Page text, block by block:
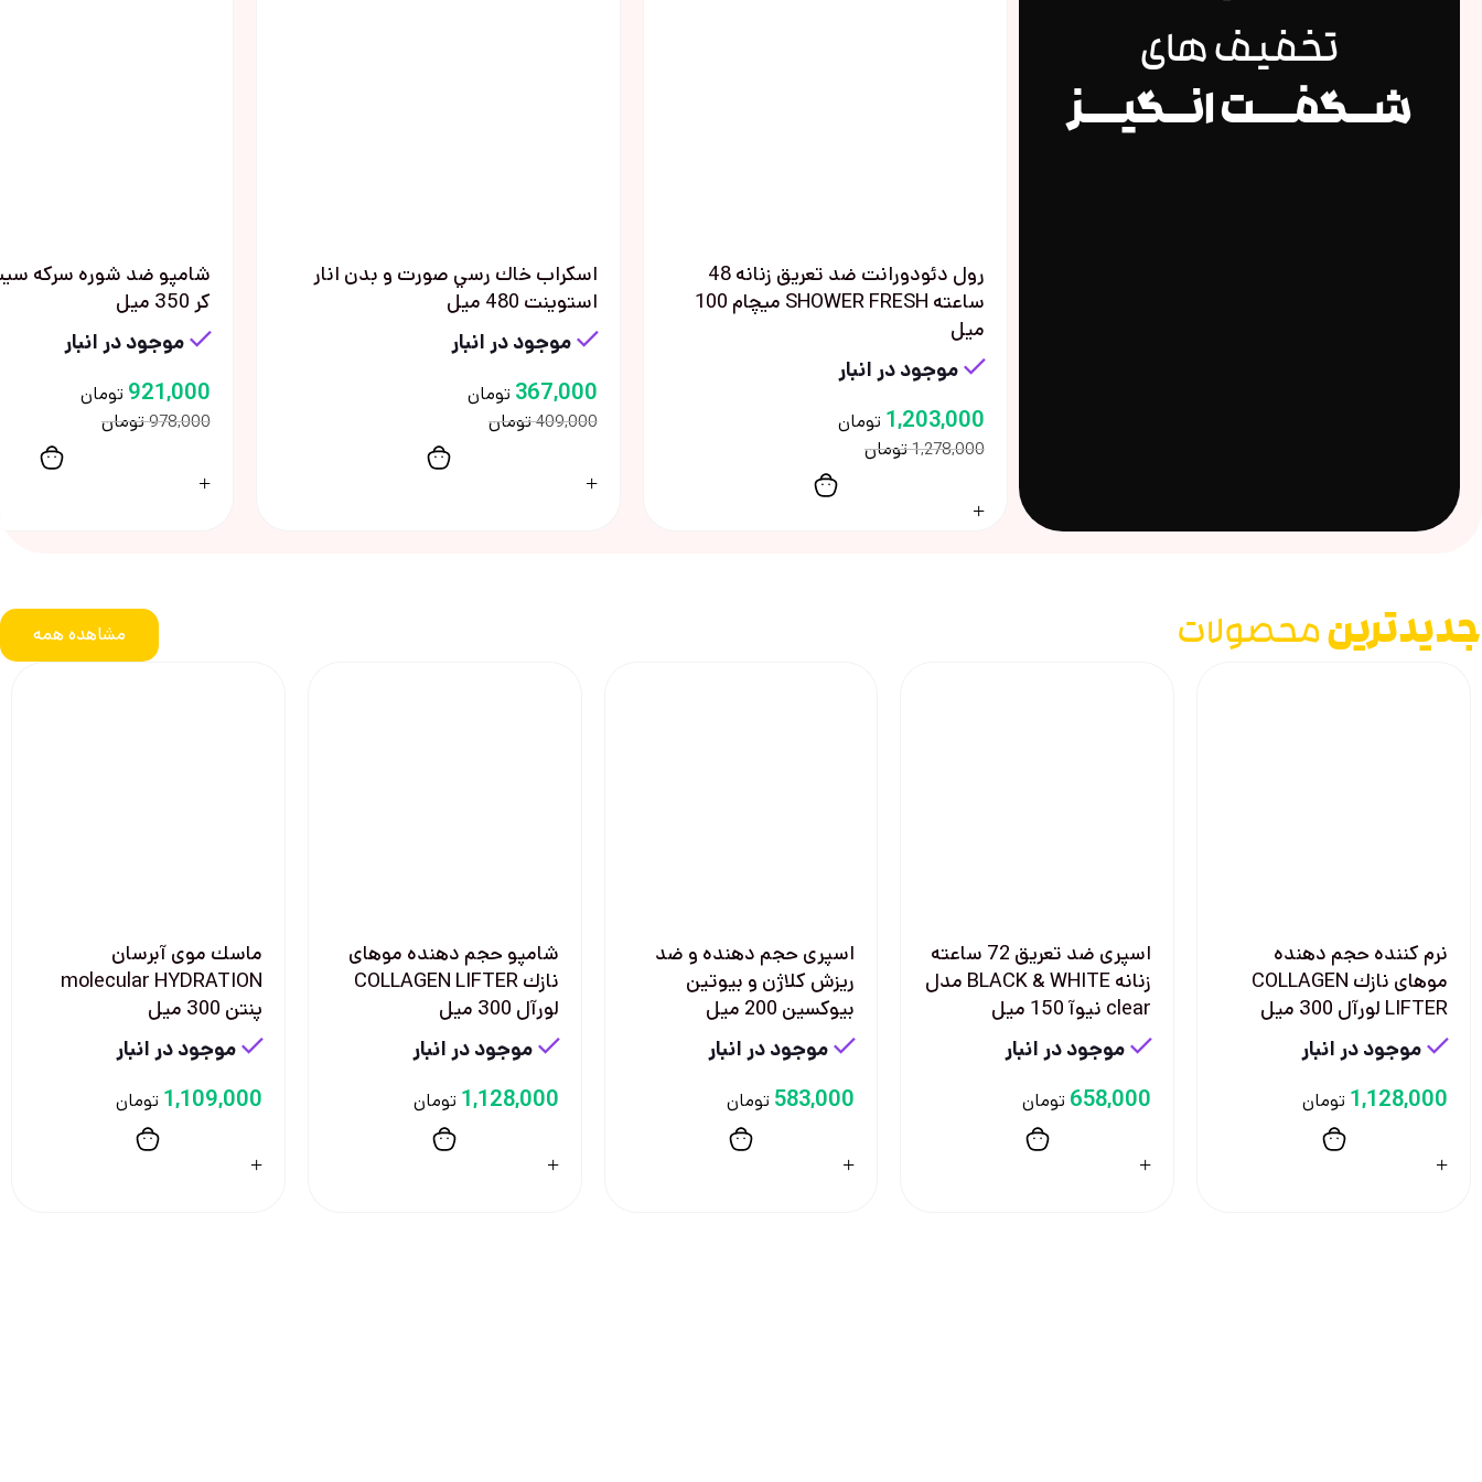
تخفیف های
شــگفـــت انــگیـــز
رول دئودورانت ضد تعريق زنانه 48
ساعته SHOWER FRESH ميچام 100
ميل
موجود در انبار
1,278,000تومان
1,203,000 تومان
اسكراب خاك رسي صورت و بدن انار
استوينت 480 ميل
موجود در انبار
409,000تومان
367,000 تومان
كر 350 ميل
موجود در انبار
978,000تومان
921,000 تومان
جدیدترینمحصولات مشاهده همه
نرم كننده حجم دهنده
موهای نازك COLLAGEN
LIFTER لورآل 300 ميل
موجود در انبار
1,128,000 تومان
اسپری ضد تعريق 72 ساعته
زنانه BLACK & WHITE مدل
clear نيوآ 150 ميل
موجود در انبار
658,000 تومان
اسپری حجم دهنده و ضد
ريزش كلاژن و بيوتين
بيوكسين 200 ميل
موجود در انبار
583,000 تومان
شامپو حجم دهنده موهای
نازك COLLAGEN LIFTER
لورآل 300 ميل
موجود در انبار
1,128,000 تومان
ماسك موی آبرسان
molecular HYDRATION
پنتن 300 ميل
موجود در انبار
1,109,000 تومان